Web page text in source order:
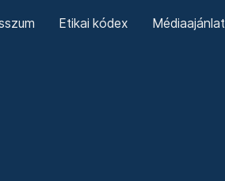
Etikai kódex Médiaajánlat